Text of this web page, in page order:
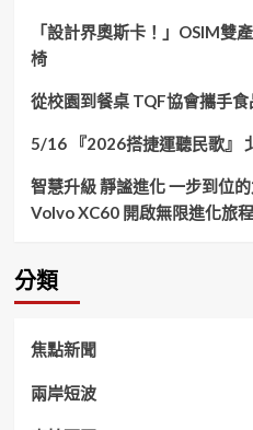
「設計界奧斯卡！」OSIM雙
椅
從校園到餐桌 TQF協會攜手
5/16 『2026搭捷運聽民歌』
智慧升級 靜謐進化 一步到位
Volvo XC60 開啟無限進化旅程
分類
焦點新聞
兩岸短波